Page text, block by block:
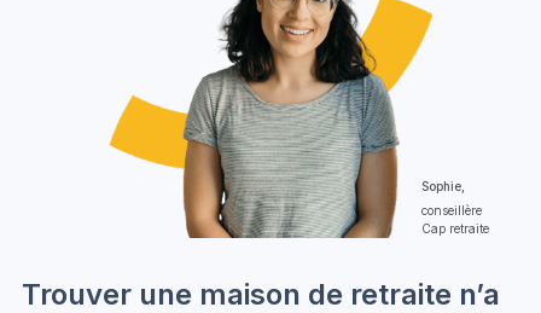
Sophie,
conseillère
Cap retraite
Trouver une maison de retraite n’a